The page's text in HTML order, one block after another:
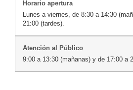
Lunes a viernes, de 8:30 a 14:30
21:00 (tardes).
9:00 a 13:30 (mañanas) y de 17:00 a